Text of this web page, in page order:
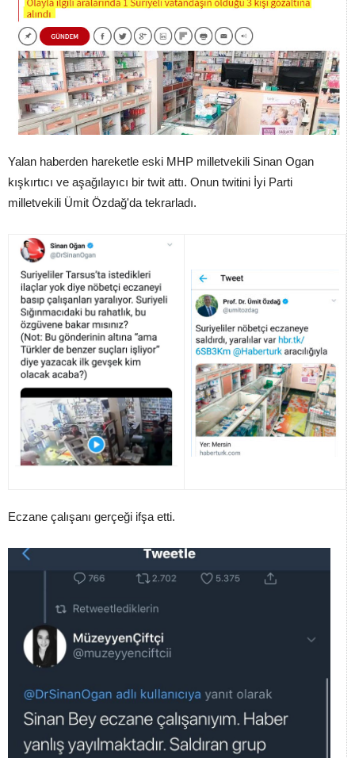
Yalan haberden hareketle eski MHP milletvekili Sinan Ogan
kışkırtıcı ve aşağılayıcı bir twit attı. Onun twitini İyi Parti
milletvekili Ümit Özdağ'da tekrarladı.
Eczane çalışanı gerçeği ifşa etti.